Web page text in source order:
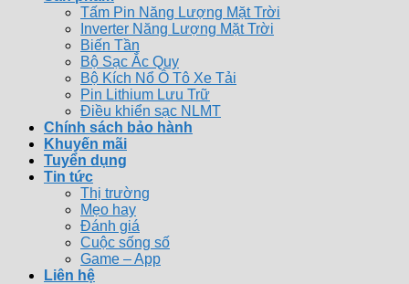
Tấm Pin Năng Lượng Mặt Trời
Inverter Năng Lượng Mặt Trời
Biến Tần
Bộ Sạc Ắc Quy
Bộ Kích Nổ Ô Tô Xe Tải
Pin Lithium Lưu Trữ
Điều khiển sạc NLMT
Chính sách bảo hành
Khuyến mãi
Tuyển dụng
Tin tức
Thị trường
Mẹo hay
Đánh giá
Cuộc sống số
Game – App
Liên hệ